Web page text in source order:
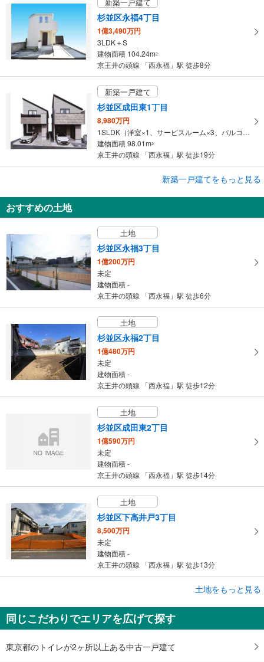
存
す
る
杉並区永福4丁目
1億3,490万円
3LDK＋S
建物面積 104.24m2
京王井の頭線 「西永福」駅 徒歩8分
新築一戸建て
杉並区成田東1丁目
8,980万円
1SLDK（洋室×1、サービスルーム×3、バルコニー、ロフト）
建物面積 98.01m2
京王井の頭線 「西永福」駅 徒歩19分
杉並区成田東1丁目
建物面積 87.47m
京王井の頭線 「西永福」駅 徒歩19分
新築一戸建てをもっと見る
おすすめの土地
土地
杉並区永福3丁目
1億200万円
未定
建物面積 -
京王井の頭線 「西永福」駅 徒歩6分
土地
杉並区永福2丁目
1億480万円
未定
建物面積 -
京王井の頭線 「西永福」駅 徒歩12分
土地
杉並区成田東2丁目
1億590万円
未定
建物面積 -
京王井の頭線 「西永福」駅 徒歩14分
土地
杉並区下高井戸3丁目
8,500万円
未定
建物面積 -
京王井の頭線 「西永福」駅 徒歩13分
杉並区浜田山1丁目
1億5,500万円
未定
建物面積 -
土地をもっと見る
同じこだわりでエリアを広げて探す
東京都のトイレが2ヶ所以上ある中古一戸建て